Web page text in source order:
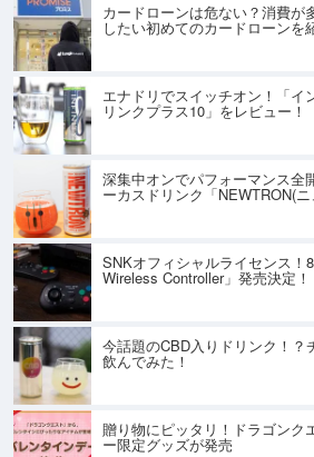
カードローンは危ない？消費が
したい初めてのカードローンを
エナドリでスイッチオン！「イ
リンクプラス10」をレビュー！
深集中オンでパフォーマンス全
ーカスドリンク「NEWTRON(
SNKオフィシャルライセンス！
Wireless Controller」発売決定！
今話題のCBD入りドリンク！？
飲んでみた！
贈り物にピッタリ！ドラゴンク
ー限定グッズが発売